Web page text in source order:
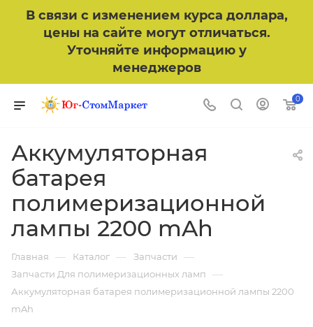
В связи с изменением курса доллара,
цены на сайте могут отличаться.
Уточняйте информацию у
менеджеров
0
Аккумуляторная
батарея
полимеризационной
лампы 2200 mAh
Главная — Каталог — Запчасти —
Запчасти Для полимеризационных ламп —
Аккумуляторная батарея полимеризационной лампы 2200
mAh